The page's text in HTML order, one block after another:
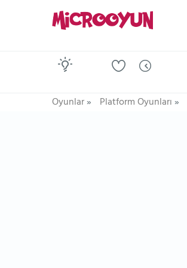
Oyunlar» Platform Oyunları»